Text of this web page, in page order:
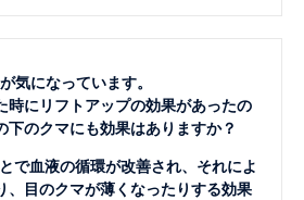
気になっています。
時にリフトアップの効果があったの
下のクマにも効果はありますか？
で血液の循環が改善され、それによ
、目のクマが薄くなったりする効果